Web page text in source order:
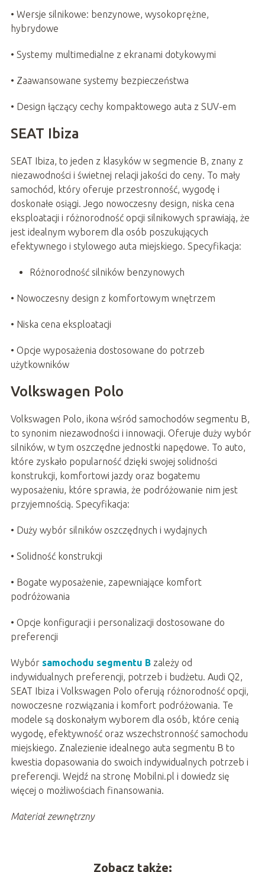
• Wersje silnikowe: benzynowe, wysokoprężne,
hybrydowe
• Systemy multimedialne z ekranami dotykowymi
• Zaawansowane systemy bezpieczeństwa
• Design łączący cechy kompaktowego auta z SUV-em
SEAT Ibiza
SEAT Ibiza, to jeden z klasyków w segmencie B, znany z
niezawodności i świetnej relacji jakości do ceny. To mały
samochód, który oferuje przestronność, wygodę i
doskonałe osiągi. Jego nowoczesny design, niska cena
eksploatacji i różnorodność opcji silnikowych sprawiają, że
jest idealnym wyborem dla osób poszukujących
efektywnego i stylowego auta miejskiego. Specyfikacja:
Różnorodność silników benzynowych
• Nowoczesny design z komfortowym wnętrzem
• Niska cena eksploatacji
• Opcje wyposażenia dostosowane do potrzeb
użytkowników
Volkswagen Polo
Volkswagen Polo, ikona wśród samochodów segmentu B,
to synonim niezawodności i innowacji. Oferuje duży wybór
silników, w tym oszczędne jednostki napędowe. To auto,
które zyskało popularność dzięki swojej solidności
konstrukcji, komfortowi jazdy oraz bogatemu
wyposażeniu, które sprawia, że podróżowanie nim jest
przyjemnością. Specyfikacja:
• Duży wybór silników oszczędnych i wydajnych
• Solidność konstrukcji
• Bogate wyposażenie, zapewniające komfort
podróżowania
• Opcje konfiguracji i personalizacji dostosowane do
preferencji
Wybór samochodu segmentu Bzależy od
indywidualnych preferencji, potrzeb i budżetu. Audi Q2,
SEAT Ibiza i Volkswagen Polo oferują różnorodność opcji,
nowoczesne rozwiązania i komfort podróżowania. Te
modele są doskonałym wyborem dla osób, które cenią
wygodę, efektywność oraz wszechstronność samochodu
miejskiego. Znalezienie idealnego auta segmentu B to
kwestia dopasowania do swoich indywidualnych potrzeb i
preferencji. Wejdź na stronę Mobilni.pl i dowiedz się
więcej o możliwościach finansowania.
Materiał zewnętrzny
Zobacz także: